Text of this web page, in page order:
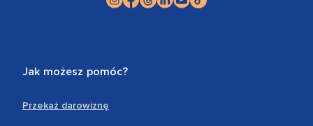
Jak możesz pomóc?
Przekaż darowiznę